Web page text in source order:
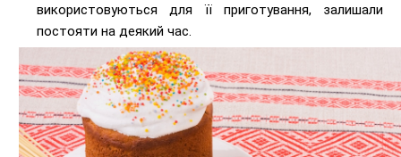
використовуються для її приготування, залишали
постояти на деякий час.